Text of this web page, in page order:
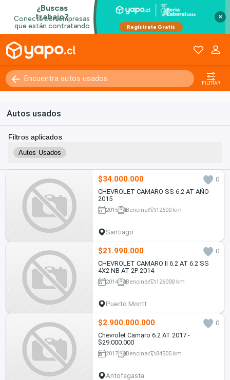
×
FILTRAR
Autos usados
Filtros aplicados
Autos Usados
$34.000.000
0
CHEVROLET CAMARO SS 6.2 AT AÑO
2015
2015 Bencina 12600 km
Santiago
$21.990.000
0
CHEVROLET CAMARO II 6.2 AT 6.2 SS
4X2 NB AT 2P 2014
2014 Bencina 126000 km
Puerto Montt
$2.900.000.000
0
Chevrolet Camaro 6.2 AT 2017 -
$29.000.000
2017 Bencina 84505 km
Antofagasta